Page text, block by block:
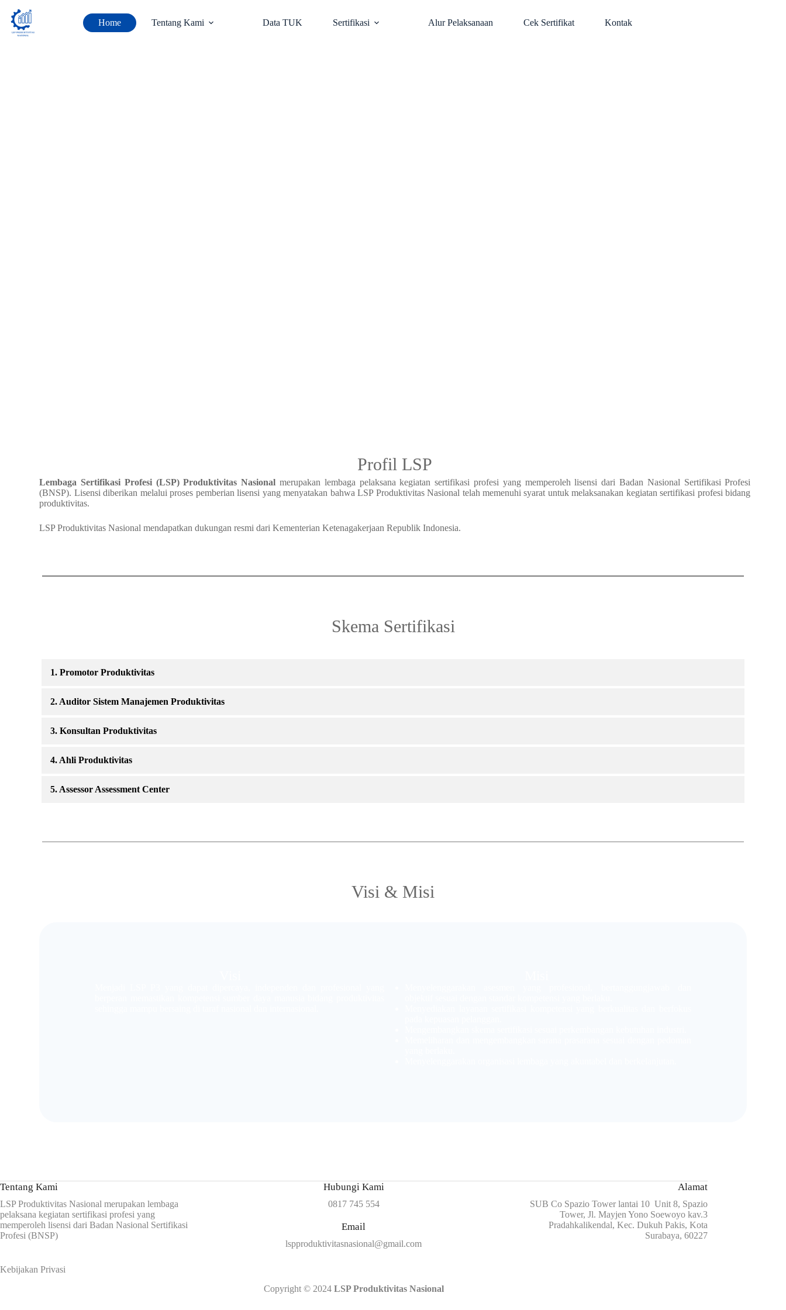
Home Tentang Kami Data TUK Sertifikasi Alur Pelaksanaan Cek Sertifikat Kontak
Profil LSP
Lembaga Sertifikasi Profesi (LSP) Produktivitas Nasional merupakan lembaga pelaksana kegiatan sertifikasi profesi yang memperoleh lisensi dari Badan Nasional Sertifikasi Profesi
(BNSP). Lisensi diberikan melalui proses pemberian lisensi yang menyatakan bahwa LSP Produktivitas Nasional telah memenuhi syarat untuk melaksanakan kegiatan sertifikasi profesi bidang
produktivitas.
LSP Produktivitas Nasional mendapatkan dukungan resmi dari Kementerian Ketenagakerjaan Republik Indonesia.
Skema Sertifikasi
1. Promotor Produktivitas
2. Auditor Sistem Manajemen Produktivitas
3. Konsultan Produktivitas
4. Ahli Produktivitas
5. Assessor Assessment Center
Visi & Misi
Tentang Kami
LSP Produktivitas Nasional merupakan lembaga
pelaksana kegiatan sertifikasi profesi yang
memperoleh lisensi dari Badan Nasional Sertifikasi
Profesi (BNSP)
Kebijakan Privasi
Hubungi Kami
0817 745 554
Email
lspproduktivitasnasional@gmail.com
Alamat
SUB Co Spazio Tower lantai 10 Unit 8, Spazio
Tower, Jl. Mayjen Yono Soewoyo kav.3
Pradahkalikendal, Kec. Dukuh Pakis, Kota
Surabaya, 60227
Copyright © 2024 LSP Produktivitas Nasional